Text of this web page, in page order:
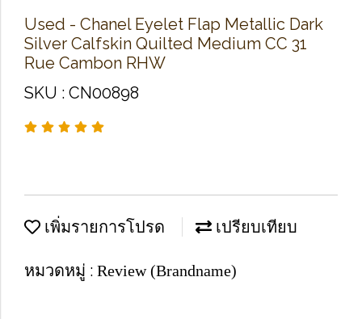
Used -​ Chanel Eyelet Flap Metallic Dark
Silver Calfskin Quilted Medium CC 31
Rue Cambon RHW
SKU : CN00898
เพิ่มรายการโปรด เปรียบเทียบ
หมวดหมู่ : Review (Brandname)